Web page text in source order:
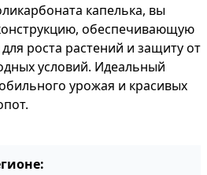
капелька, вы
обеспечивающую
роста растений и защиту от
условий. Идеальный
урожая и красивых